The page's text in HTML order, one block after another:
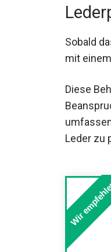
Sobald
es mit
Diese
das
Wir